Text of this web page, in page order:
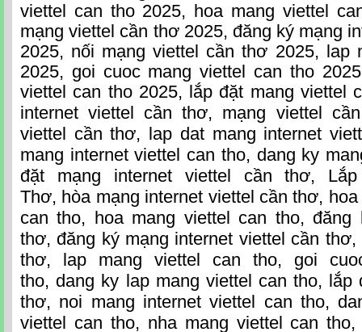
viettel can tho 2025, hoa mang viettel
mạng viettel cần thơ 2025, đăng ký mạng
2025, nối mạng viettel cần thơ 2025, lap
2025, goi cuoc mang viettel can tho
viettel can tho 2025, lắp đặt mang viettel
internet viettel cần thơ, mạng viettel
viettel cần thơ, lap dat mang internet
mang internet viettel can tho, dang ky
đặt mạng internet viettel cần thơ,
Thơ, hòa mạng internet viettel cần thơ,
can tho, hoa mang viettel can tho, đăng
thơ, đăng ký mạng internet viettel cần
thơ, lap mang viettel can tho, goi
tho, dang ky lap mang viettel can tho, lắp
thơ, noi mang internet viettel can tho,
viettel can tho, nha mang viettel can